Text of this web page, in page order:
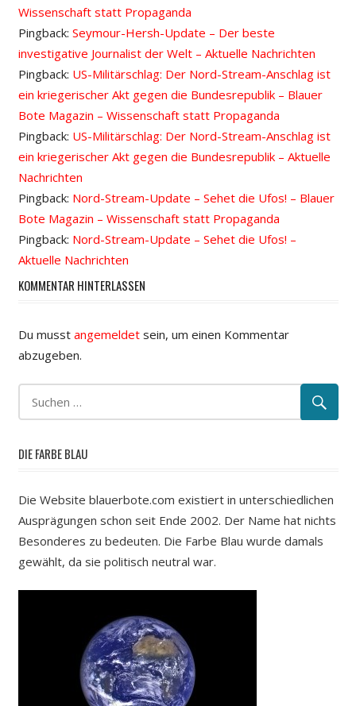
Wissenschaft statt Propaganda
Pingback: Seymour-Hersh-Update – Der beste
investigative Journalist der Welt – Aktuelle Nachrichten
Pingback: US-Militärschlag: Der Nord-Stream-Anschlag ist
ein kriegerischer Akt gegen die Bundesrepublik – Blauer
Bote Magazin – Wissenschaft statt Propaganda
Pingback: US-Militärschlag: Der Nord-Stream-Anschlag ist
ein kriegerischer Akt gegen die Bundesrepublik – Aktuelle
Nachrichten
Pingback: Nord-Stream-Update – Sehet die Ufos! – Blauer
Bote Magazin – Wissenschaft statt Propaganda
Pingback: Nord-Stream-Update – Sehet die Ufos! –
Aktuelle Nachrichten
KOMMENTAR HINTERLASSEN
Du musst angemeldetsein, um einen Kommentar
abzugeben.
DIE FARBE BLAU
Die Website blauerbote.com existiert in unterschiedlichen
Ausprägungen schon seit Ende 2002. Der Name hat nichts
Besonderes zu bedeuten. Die Farbe Blau wurde damals
gewählt, da sie politisch neutral war.